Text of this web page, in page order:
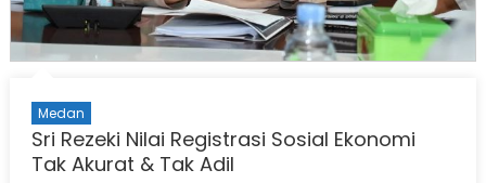
Medan
Sri Rezeki Nilai Registrasi Sosial Ekonomi
Tak Akurat & Tak Adil